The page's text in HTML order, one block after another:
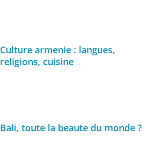
Culture armenie : langues,
religions, cuisine
Bali, toute la beaute du monde ?